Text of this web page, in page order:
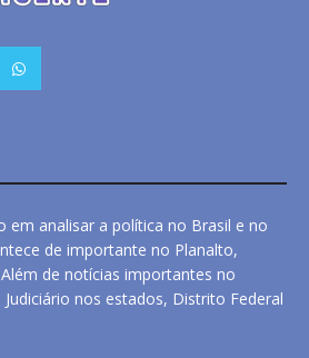
em analisar a política no Brasil e no
de importante no Planalto,
de notícias importantes no
nos estados, Distrito Federal